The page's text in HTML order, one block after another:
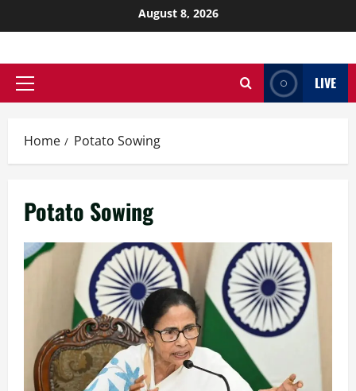
August 8, 2026
LIVE
Home Potato Sowing
Potato Sowing